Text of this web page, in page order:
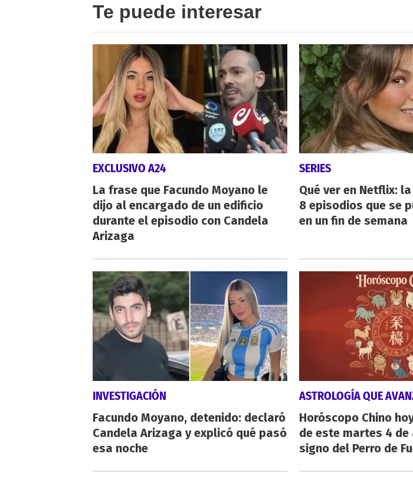
Te puede interesar
EXCLUSIVO A24
La frase que Facundo Moyano le
dijo al encargado de un edificio
durante el episodio con Candela
Arizaga
SERIES
Qué ver en Netflix:
8 episodios que se
en un fin de semana
INVESTIGACIÓN
Facundo Moyano, detenido: declaró
Candela Arizaga y explicó qué pasó
esa noche
ASTROLOGÍA QUE
Horóscopo Chino
de este martes 4
signo del Perro de